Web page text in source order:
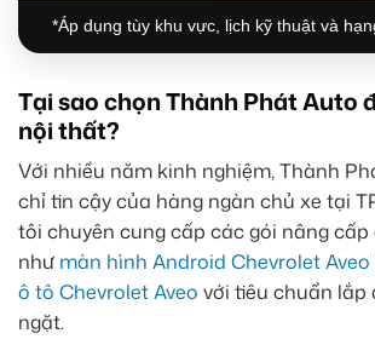
*Áp dụng tùy khu vực, lịch kỹ thuật và
Tại sao chọn Thành Phát Auto
nội thất?
Với nhiều năm kinh nghiệm, Thành
chỉ tin cậy của hàng ngàn chủ xe tại
tôi chuyên cung cấp các gói nâng
như màn hình Android Chevrolet Aveo
ô tô Chevrolet Aveo với tiêu chuẩn lắp
ngặt.